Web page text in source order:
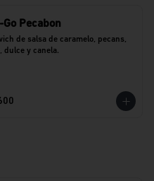
Go Pecabon
de salsa de caramelo, pecans,
dulce y canela.